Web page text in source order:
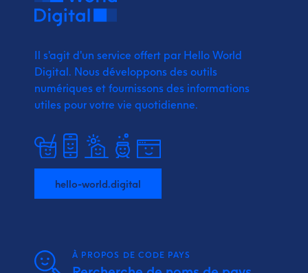
Il s'agit d'un service offert par Hello World
Digital. Nous développons des outils
numériques et fournissons des informations
utiles pour votre vie quotidienne.
hello-world.digital
À PROPOS DE CODE PAYS